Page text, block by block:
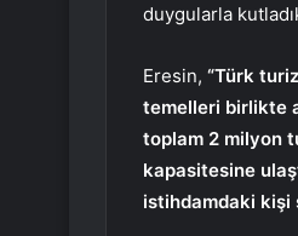
duygularla
Eresin, “Türk
temelleri birlikte
toplam 2 milyon
kapasitesine
istihdamdaki kişi